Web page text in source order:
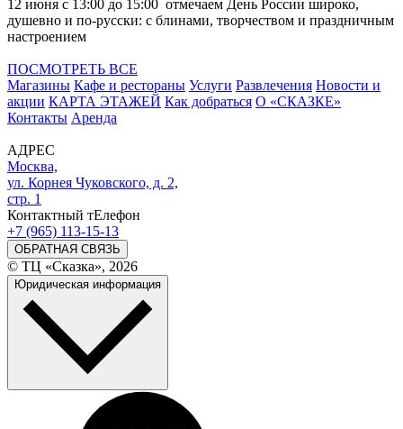
12 июня с 13:00 до 15:00 отмечаем День России широко,
душевно и по-русски: с блинами, творчеством и праздничным
настроением
ПОСМОТРЕТЬ ВСЕ
Магазины Кафе и рестораны Услуги Развлечения Новости и
акции КАРТА ЭТАЖЕЙ Как добраться О «СКАЗКЕ»
Контакты Аренда
АДРЕС
Москва,
ул. Корнея Чуковского, д. 2,
стр. 1
Контактный тЕлефон
+7 (965) 113-15-13
ОБРАТНАЯ СВЯЗЬ
© ТЦ «Сказка», 2026
Юридическая информация